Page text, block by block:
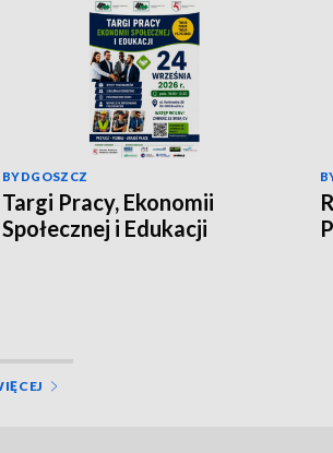
BYDGOSZCZ
Targi Pracy, Ekonomii
Społecznej i Edukacji